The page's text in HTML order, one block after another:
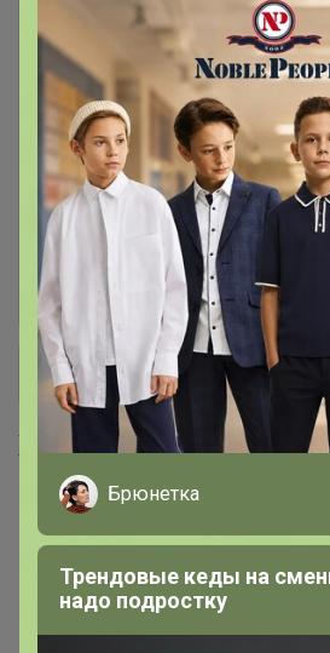
1кг кофе может приходить без
наклейки. Кофе в этом каталоге под
Ожидание 12-16 дней с момента
счет
Кофе упаковка 500
Обновленный дизайн и
По умолчанию в начале зерновой
молотый. (Мелкий помол для турки,
для кофемашины)
+ Ещё 5
Хиты продаж
Брюнетка
Трендовые кеды на
надо подростку